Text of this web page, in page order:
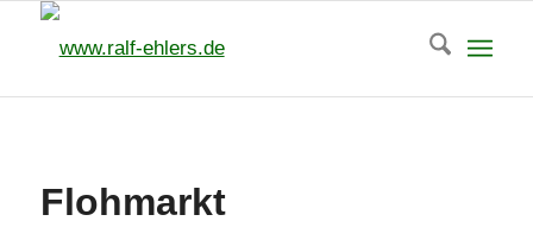
Flohmarkt